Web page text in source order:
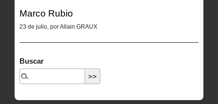
Marco Rubio
23 de julio, por Allain GRAUX
Buscar